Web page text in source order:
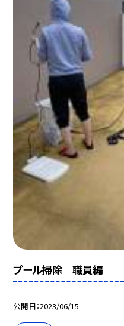
プール掃除 職員編
公開日 2023/06/15